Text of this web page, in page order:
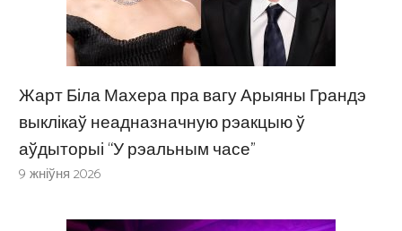
Жарт Біла Махера пра вагу Арыяны Грандэ
выклікаў неадназначную рэакцыю ў
аўдыторыі “У рэальным часе”
9 жніўня 2026